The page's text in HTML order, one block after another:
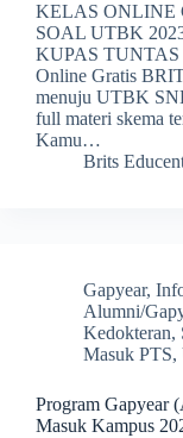
KELAS ONLINE
SOAL UTBK
KUPAS
Online Gratis
menuju UTBK
full materi skema
Kamu…
Brits
Gapyear,
Alumni/
Kedokteran,
Masuk PTS,
Program Gapyear
Masuk Kampus